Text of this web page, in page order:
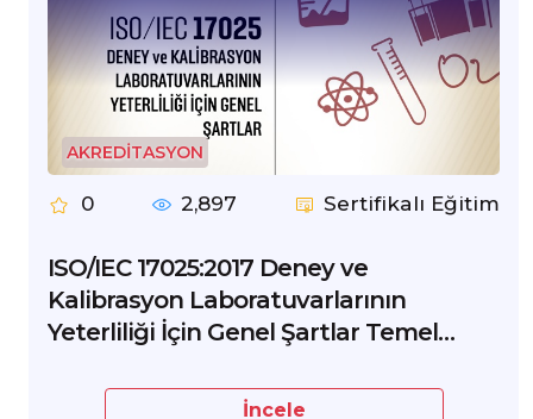
AKREDİTASYON
0 2,897 Sertifikalı Eğitim
ISO/IEC 17025:2017 Deney ve
Kalibrasyon Laboratuvarlarının
Yeterliliği İçin Genel Şartlar Temel
İncele